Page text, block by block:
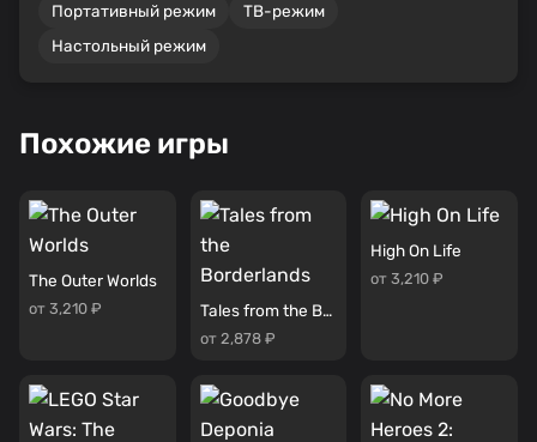
Портативный режим
ТВ-режим
Настольный режим
Похожие игры
The Outer Worlds
от 3,210 ₽ Tales from the Borderlands
от 2,878 ₽
High On Life
от 3,210 ₽